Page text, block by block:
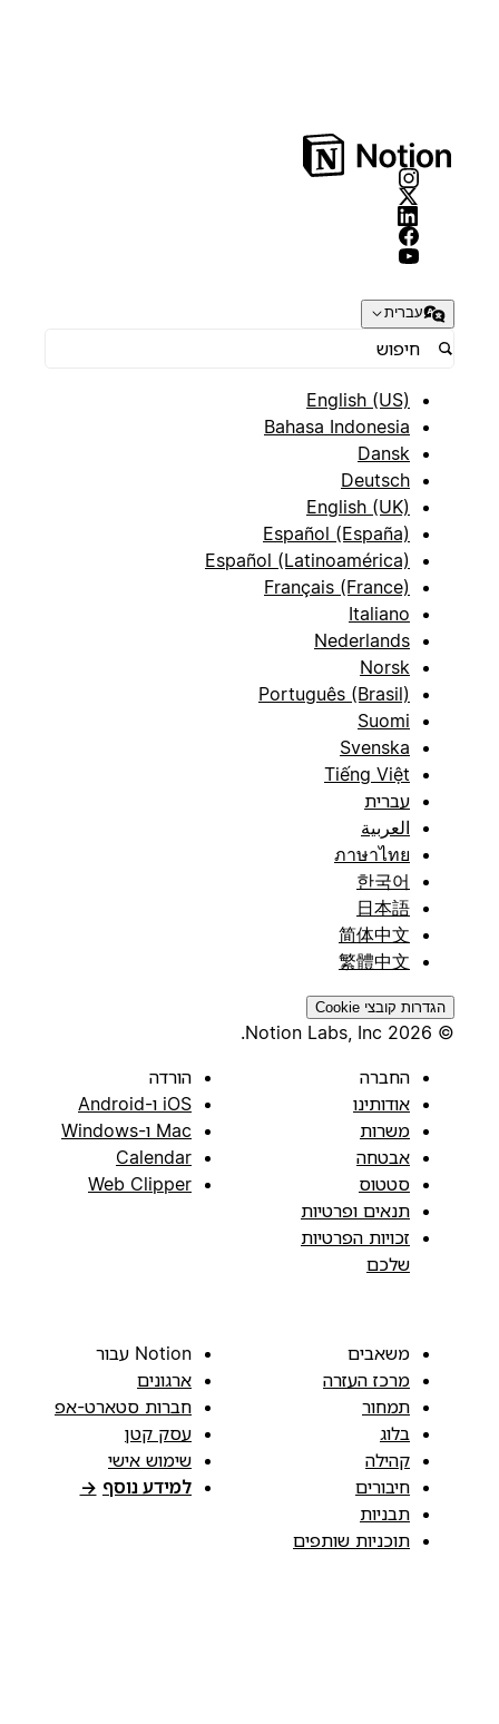
עברית
English (US)
Bahasa Indonesia
Dansk
Deutsch
English (UK)
Español (España)
Español (Latinoamérica)
Français (France)
Italiano
Nederlands
Norsk
Português (Brasil)
Suomi
Svenska
Tiếng Việt
עברית
العربية
ภาษาไทย
한국어
日本語
简体中文
繁體中文
הגדרות קובצי Cookie
החברה
אודותינו
משרות
אבטחה
סטטוס
תנאים ופרטיות
זכויות הפרטיות
שלכם
הורדה
iOS ו-Android
Mac ו-Windows
Calendar
Web Clipper
משאבים
מרכז העזרה
תמחור
בלוג
קהילה
חיבורים
תבניות
תוכניות שותפים
Notion עבור
ארגונים
חברות סטארט-אפ
עסק קטן
שימוש אישי
למידע נוסף →